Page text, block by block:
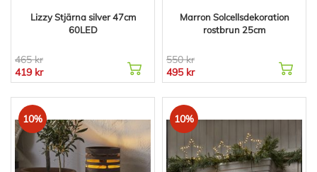
Lizzy Stjärna silver 47cm
60LED
465 kr
419 kr
Marron Solcellsdekoration
rostbrun 25cm
550 kr
495 kr
10% 10%